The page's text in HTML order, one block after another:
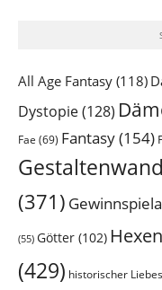
All Age Fantasy (118)
Dystopie(128)
Fae (69) Fantasy(154)
(371)
(55) Götter (102) Hexen
(429) historischer